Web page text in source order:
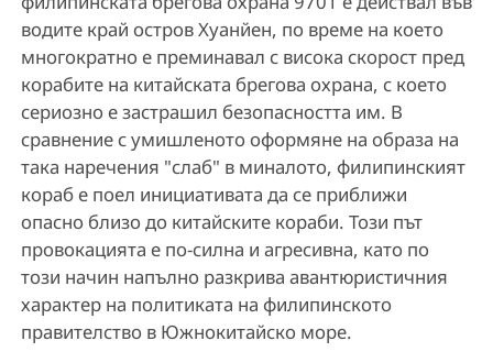
водите край остров Хуанйен, по време на което
многократно е преминавал с висока скорост пред
корабите на китайската брегова охрана, с което
сериозно е застрашил безопасността им. В
сравнение с умишленото оформяне на образа на
така наречения "слаб" в миналото, филипинският
кораб е поел инициативата да се приближи
опасно близо до китайските кораби. Този път
провокацията е по-силна и агресивна, като по
този начин напълно разкрива авантюристичния
характер на политиката на филипинското
правителство в Южнокитайско море.